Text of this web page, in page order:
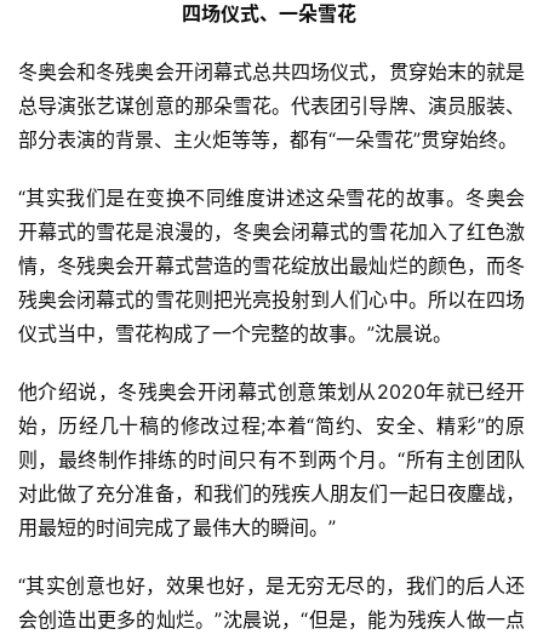
四场仪式、一朵雪花
冬奥会和冬残奥会开闭幕式总共四场仪式，贯穿始末的就是
总导演张艺谋创意的那朵雪花。代表团引导牌、演员服装、
部分表演的背景、主火炬等等，都有“一朵雪花”贯穿始终。
“其实我们是在变换不同维度讲述这朵雪花的故事。冬奥会
开幕式的雪花是浪漫的，冬奥会闭幕式的雪花加入了红色激
情，冬残奥会开幕式营造的雪花绽放出最灿烂的颜色，而冬
残奥会闭幕式的雪花则把光亮投射到人们心中。所以在四场
仪式当中，雪花构成了一个完整的故事。”沈晨说。
他介绍说，冬残奥会开闭幕式创意策划从2020年就已经开
始，历经几十稿的修改过程;本着“简约、安全、精彩”的原
则，最终制作排练的时间只有不到两个月。“所有主创团队
对此做了充分准备，和我们的残疾人朋友们一起日夜鏖战，
用最短的时间完成了最伟大的瞬间。”
“其实创意也好，效果也好，是无穷无尽的，我们的后人还
会创造出更多的灿烂。”沈晨说，“但是，能为残疾人做一点